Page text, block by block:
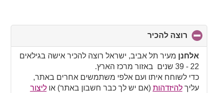
רוצה להכיר
to
collapse
contents
אלחנן מעיר תל אביב, ישראל רוצה להכיר אישה בגילאים
22 - 39 שנים באזור מרכז הארץ.
כדי לשוחח איתו ועם אלפי משתמשים אחרים באתר,
עליךלהיזדהות (אם יש לך כבר חשבון באתר) אוליצור